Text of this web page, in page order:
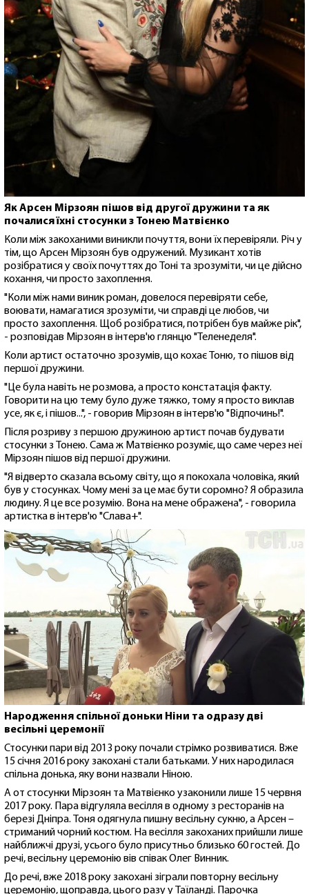
Як Арсен Мірзоян пішов від другої дружини та як
почалися їхні стосунки з Тонею Матвієнко
Коли між закоханими виникли почуття, вони їх перевіряли. Річ у
тім, що Арсен Мірзоян був одружений. Музикант хотів
розібратися у своїх почуттях до Тоні та зрозуміти, чи це дійсно
кохання, чи просто захоплення.
"Коли між нами виник роман, довелося перевіряти себе,
воювати, намагатися зрозуміти, чи справді це любов, чи
просто захоплення. Щоб розібратися, потрібен був майже рік",
- розповідав Мірзоян в інтерв'ю глянцю "Теленеделя".
Коли артист остаточно зрозумів, що кохає Тоню, то пішов від
першої дружини.
"Це була навіть не розмова, а просто констатація факту.
Говорити на цю тему було дуже тяжко, тому я просто виклав
усе, як є, і пішов...", - говорив Мірзоян в інтерв'ю "Відпочинь!".
Після розриву з першою дружиною артист почав будувати
стосунки з Тонею. Сама ж Матвієнко розуміє, що саме через неї
Мірзоян пішов від першої дружини.
"Я відверто сказала всьому світу, що я покохала чоловіка, який
був у стосунках. Чому мені за це має бути соромно? Я образила
людину. Я це все розумію. Вона на мене ображена", - говорила
артистка в інтерв'ю "Слава+".
Народження спільної доньки Ніни та одразу дві
весільні церемонії
Стосунки пари від 2013 року почали стрімко розвиватися. Вже
15 січня 2016 року закохані стали батьками. У них народилася
спільна донька, яку вони назвали Ніною.
А от стосунки Мірзоян та Матвієнко узаконили лише 15 червня
2017 року. Пара відгуляла весілля в одному з ресторанів на
березі Дніпра. Тоня одягнула пишну весільну сукню, а Арсен –
стриманий чорний костюм. На весілля закоханих прийшли лише
найближчі друзі, усього було присутньо близько 60 гостей. До
речі, весільну церемонію вів співак Олег Винник.
До речі, вже 2018 року закохані зіграли повторну весільну
церемонію, щоправда, цього разу у Таїланді. Парочка